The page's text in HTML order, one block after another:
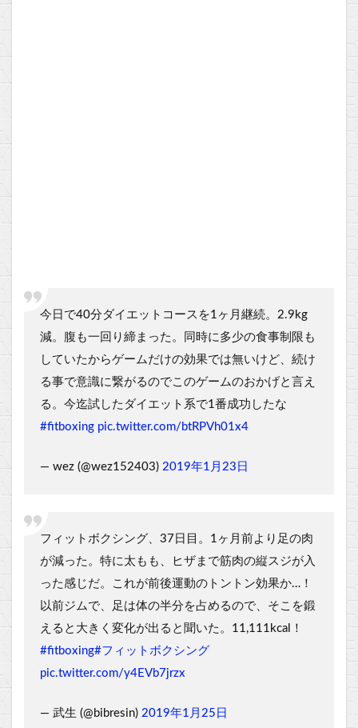
今日で40分ダイエットコースを1ヶ月継続。2.9kg
減。腹も一回り締まった。同時に多少の食事制限も
していたからゲームだけの効果では無いけど、続け
る事で意識に繋がるのでこのゲームのおかげと言え
る。今迄試したダイエット系で1番成功したな
#fitboxing pic.twitter.com/btRPVh01x4
— wez (@wez152403) 2019年1月23日
フィットボクシング、37日目。1ヶ月前より足の肉
が減った。特に太もも、ヒザまで筋肉の縦スジが入
った感じだ。これが前後運動のトントン効果か…！
以前ジムで、足は体の半分を占めるので、そこを鍛
えると大きく変化が出ると聞いた。11,111kcal！
#fitboxing#フィットボクシング
pic.twitter.com/y4EVb7jrzx
— 武生 (@bibresin) 2019年1月25日